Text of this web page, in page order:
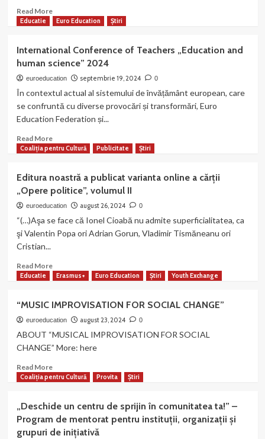
CRITIC
Read MoreRead
more
septembrie,
2014-
2024:
Zece
de
activitate
–
MagazinCritic.ro
Educatie Euro Education Știri
International Conference of Teachers „Education and
human science” 2024
euroeducation septembrie 19, 2024 0
În contextul actual al sistemului de învățământ european, care
se confruntă cu diverse provocări și transformări, Euro
Education Federation și...
Read MoreRead
more
Conference
of
Teachers
„Education
human
Coaliția pentru Cultură Publicitate Știri
Editura noastră a publicat varianta online a cărții
„Opere politice”, volumul II
euroeducation august 26, 2024 0
“(…)Aşa se face că Ionel Cioabă nu admite superficialitatea, ca
şi Valentin Popa ori Adrian Gorun, Vladimir Tismăneanu ori
Cristian...
Read MoreRead
more
noastră
a
publicat
varianta
a
cărții
volumul
II
Educatie Erasmus+ Euro Education Știri Youth Exchange
“MUSIC IMPROVISATION FOR SOCIAL CHANGE”
euroeducation august 23, 2024 0
ABOUT “MUSICAL IMPROVISATION FOR SOCIAL
CHANGE” More: here
Read MoreRead
more
IMPROVISATION
FOR
SOCIAL
Coaliția pentru Cultură Provita Știri
„Deschide un centru de sprijin în comunitatea ta!” –
Program de mentorat pentru instituții, organizații și
grupuri de inițiativă